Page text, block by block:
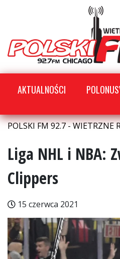
AKTUALNOŚCI
POLSKI FM 92.7 - WIETRZNE
Liga NHL i NBA:
Clippers
15 czerwca 2021